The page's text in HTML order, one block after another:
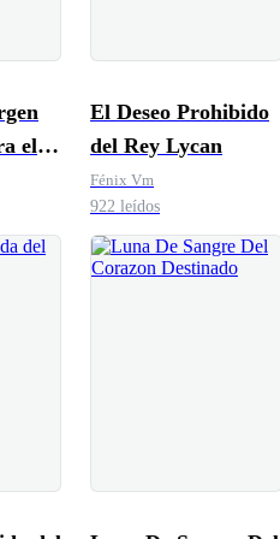
el
El Deseo Prohibido
del Rey Lycan
Fénix Vm
922 leídos